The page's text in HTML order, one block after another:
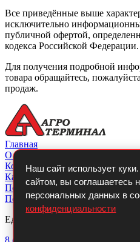
Все приведённые выше
исключительно
публичной офертой,
кодекса Российской Федерации.
Для получения подробной
товара обращайтесь,
продаж.
Наш сайт использует
сайтом, вы соглашаетесь
персональных данных в
конфиденциальности
Главная
О компании
Контакты
Каталог
Покупателю
Политикой
Единый телефон:
8 (800)